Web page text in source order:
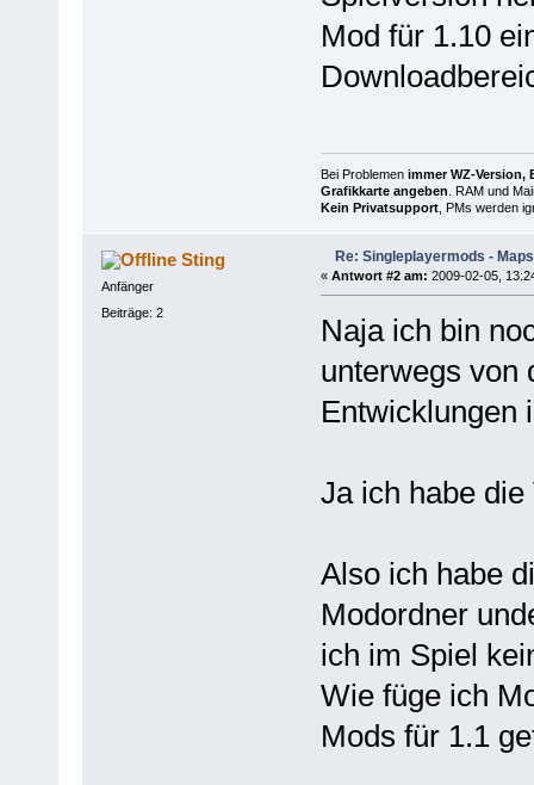
Mod für 1.10
Bei Problemen immer WZ-Version,
Grafikkarte angeben. RAM und
Kein Privatsupport, PMs werden
Sting
Anfänger
Beiträge: 2
Re: Singleplayermods - Maps
« Antwort #2 am: 2009-02-05,
Naja ich bin
unterwegs von
Entwicklungen
Ja ich habe
Also ich habe
Modordner
ich im Spiel
Wie füge ich
Mods für 1.1